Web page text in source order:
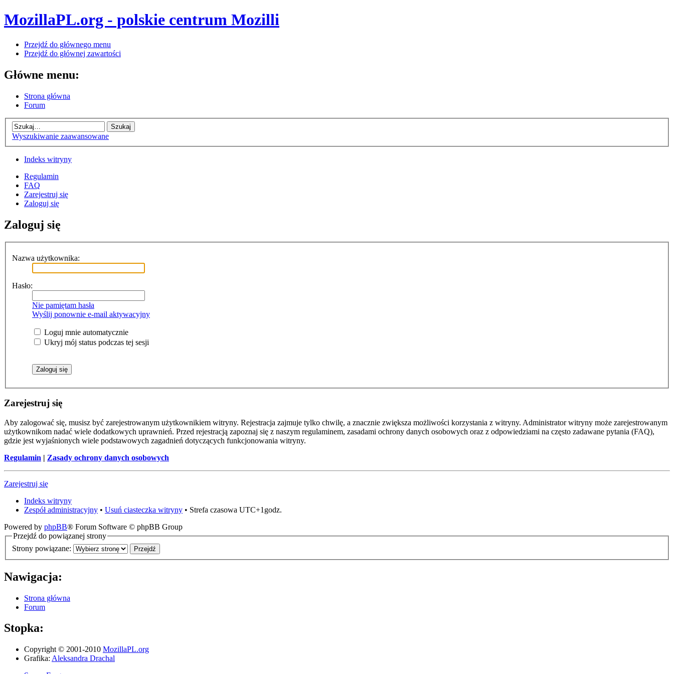
MozillaPL.org - polskie centrum Mozilli
Przejdź do głównego menu
Przejdź do głównej zawartości
Główne menu:
Strona główna
Forum
Wyszukiwanie zaawansowane
Indeks witryny
Regulamin
FAQ
Zarejestruj się
Zaloguj się
Zaloguj się
Nazwa użytkownika:
Hasło:
Nie pamiętam hasła
Wyślij ponownie e-mail aktywacyjny
Loguj mnie automatycznie
Ukryj mój status podczas tej sesji
Zarejestruj się
Aby zalogować się, musisz być zarejestrowanym użytkownikiem witryny. Rejestracja zajmuje tylko chwilę, a znacznie zwiększa możliwości korzystania z witryny. Administrator witryny może zarejestrowanym
użytkownikom nadać wiele dodatkowych uprawnień. Przed rejestracją zapoznaj się z naszym regulaminem, zasadami ochrony danych osobowych oraz z odpowiedziami na często zadawane pytania (FAQ),
gdzie jest wyjaśnionych wiele podstawowych zagadnień dotyczących funkcjonowania witryny.
Regulamin | Zasady ochrony danych osobowych
Zarejestruj się
Indeks witryny
Zespół administracyjny • Usuń ciasteczka witryny • Strefa czasowa UTC+1godz.
Powered by phpBB® Forum Software © phpBB Group
Przejdź do powiązanej strony
Strony powiązane:
Nawigacja:
Strona główna
Forum
Stopka:
Copyright © 2001-2010 MozillaPL.org
Grafika: Aleksandra Drachal